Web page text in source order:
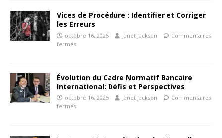
Vices de Procédure : Identifier et Corriger
les Erreurs
octobre 16, 2025 Janet Jackson
Commentaires
fermés
Évolution du Cadre Normatif Bancaire
International: Défis et Perspectives
octobre 16, 2025 Janet Jackson
Commentaires
fermés